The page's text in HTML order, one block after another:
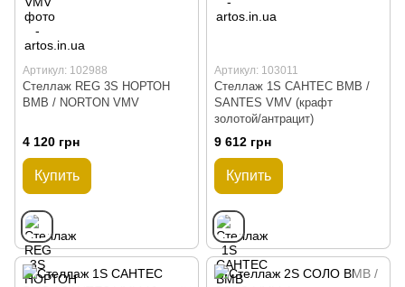
Артикул: 102988
Стеллаж REG 3S НОРТОН
ВМВ / NORTON VMV
4 120 грн
Купить
Артикул: 103011
Стеллаж 1S САНТЕС ВМВ /
SANTES VMV (крафт
золотой/антрацит)
9 612 грн
Купить